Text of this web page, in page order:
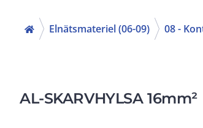
Elnätsmateriel (06-09) 08 -
AL-SKARVHYLSA 16mm²